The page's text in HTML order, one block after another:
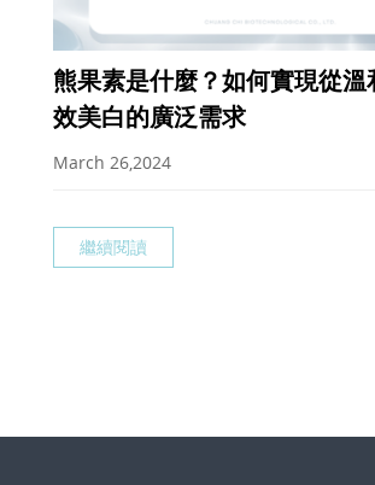
熊果素是什麼？如何實現從
效美白的廣泛需求
March 26,2024
繼續閱讀